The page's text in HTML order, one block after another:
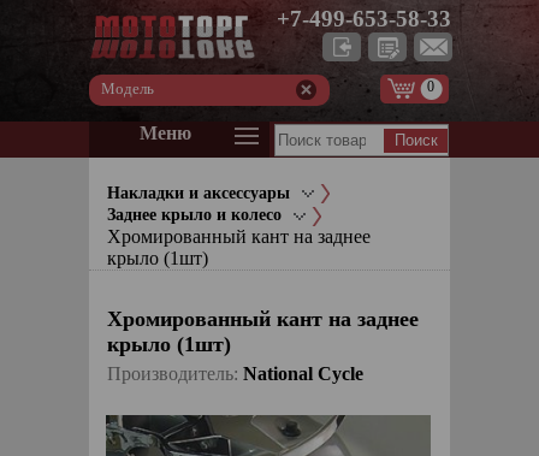
+7-499-653-58-33
Модель 0
Меню
Накладки и аксессуары
Заднее крыло и колесо
Хромированный кант на заднее
крыло (1шт)
Хромированный кант на заднее
крыло (1шт)
Производитель: National Cycle